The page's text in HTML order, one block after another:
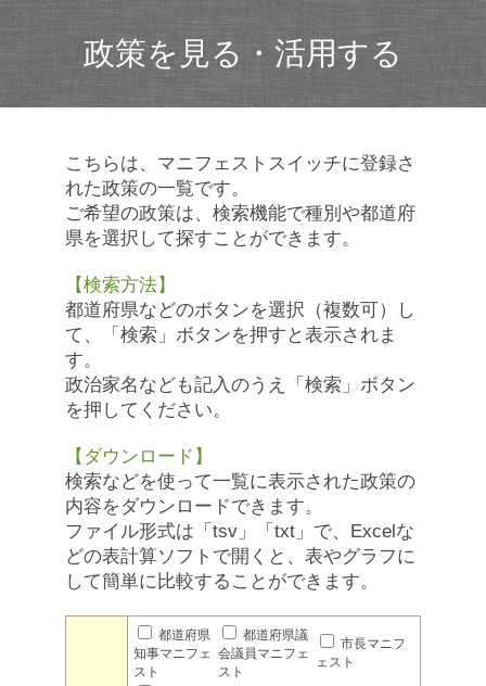
政策を見る・活用する
こちらは、マニフェストスイッチに登録さ
れた政策の一覧です。
ご希望の政策は、検索機能で種別や都道府
県を選択して探すことができます。
【検索方法】
都道府県などのボタンを選択（複数可）し
て、「検索」ボタンを押すと表示されま
す。
政治家名なども記入のうえ「検索」ボタン
を押してください。
【ダウンロード】
検索などを使って一覧に表示された政策の
内容をダウンロードできます。
ファイル形式は「tsv」「txt」で、Excelな
どの表計算ソフトで開くと、表やグラフに
して簡単に比較することができます。
都道府県
知事マニフェ
スト
都道府県議
会議員マニフェ
スト
市長マニフ
ェスト